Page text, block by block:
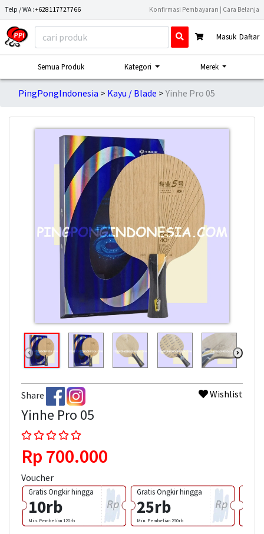
Telp / WA : +628117727766 Konfirmasi Pembayaran Cara Belanja
Masuk Daftar
Semua Produk Kategori Merek
PingPongIndonesia Kayu / Blade Yinhe Pro 05
Share Wishlist
Yinhe Pro 05
Rp 700.000
Voucher
Gratis Ongkir hingga
10rb
Min. Pembelian 120rb
Gratis Ongkir hingga
25rb
Min. Pembelian 250rb